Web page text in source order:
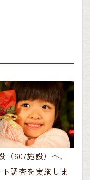
607施設）へ、
調査を実施しま